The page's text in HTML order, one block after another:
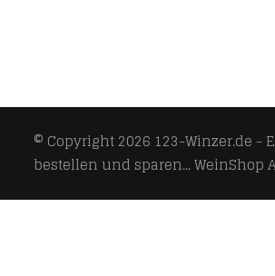
© Copyright 2026 123-Winzer.de -
bestellen und sparen... WeinShop